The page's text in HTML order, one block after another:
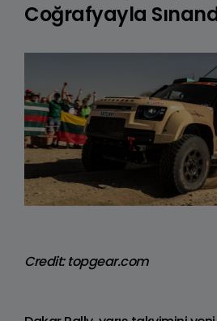
Coğrafyayla
Credit: topgear.com